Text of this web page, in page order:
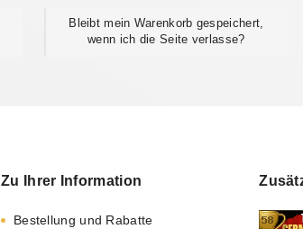
Bleibt mein Warenkorb gespeichert,
wenn ich die Seite verlasse?
Zu Ihrer Information
Bestellung und Rabatte